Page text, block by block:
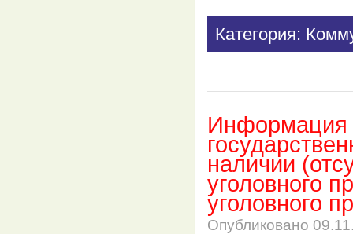
Категория:
Информация
наличии
уголовного
уголовного
Опубликовано